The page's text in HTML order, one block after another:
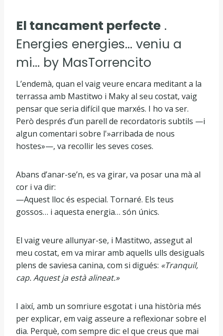
El tancament perfecte .
Energies energies… veniu a
mi… by MasTorrencito
L’endemà, quan el vaig veure encara meditant a la
terrassa amb Mastitwo i Maky al seu costat, vaig
pensar que seria difícil que marxés. I ho va ser.
Però després d’un parell de recordatoris subtils —i
algun comentari sobre l'»arribada de nous
hostes»—, va recollir les seves coses.
Abans d’anar-se’n, es va girar, va posar una mà al
cor i va dir:
—Aquest lloc és especial. Tornaré. Els teus
gossos… i aquesta energia… són únics.
El vaig veure allunyar-se, i Mastitwo, assegut al
meu costat, em va mirar amb aquells ulls desiguals
plens de saviesa canina, com si digués: «Tranquil,
cap. Aquest ja està alineat.»
I així, amb un somriure esgotat i una història més
per explicar, em vaig asseure a reflexionar sobre el
dia. Perquè, com sempre dic: el que creus que mai